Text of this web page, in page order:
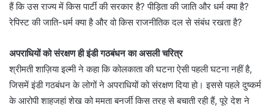
हैं कि उस राज्य में किस पार्टी की सरकार है? पीड़िता की जाति और धर्म क्या है?
रेपिस्ट की जाति-धर्म क्या है और वो किस राजनीतिक दल से संबंध रखता है?
अपराधियों को संरक्षण ही इंडी गठबंधन का असली चरित्र
श्रीमती शाज़िया इल्मी ने कहा कि कोलकाता की घटना ऐसी पहली घटना नहीं है,
जिसमें इंडी गठबंधन के लोगों ने अपराधियों को संरक्षण दिया हो। इससे पहले दुष्कर्म
के आरोपी शाहजहां शेख को ममता बनर्जी किस तरह से बचाती रही हैं, पूरे देश ने